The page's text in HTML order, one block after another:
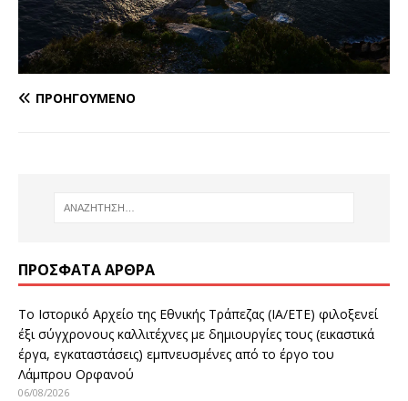
ΠΡΟΗΓΟΎΜΕΝΟ
ΠΡΌΣΦΑΤΑ ΆΡΘΡΑ
Το Ιστορικό Αρχείο της Εθνικής Τράπεζας (ΙΑ/ΕΤΕ) φιλοξενεί
έξι σύγχρονους καλλιτέχνες με δημιουργίες τους (εικαστικά
έργα, εγκαταστάσεις) εμπνευσμένες από το έργο του
Λάμπρου Ορφανού
06/08/2026